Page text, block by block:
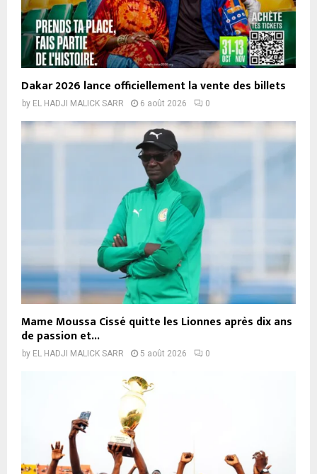
Dakar 2026 lance officiellement la vente des billets
by EL HADJI MALICK SARR 6 août 2026 0
Mame Moussa Cissé quitte les Lionnes après dix ans
de passion et...
by EL HADJI MALICK SARR 5 août 2026 0